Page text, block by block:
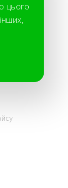
цього